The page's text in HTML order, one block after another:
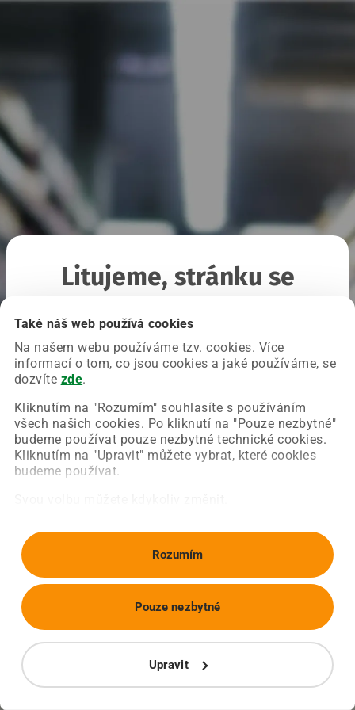
Také náš web používá cookies
Na našem webu používáme tzv. cookies. Více
informací o tom, co jsou cookies a jaké používáme, se
dozvíte zde.
Kliknutím na "Rozumím" souhlasíte s používáním
všech našich cookies. Po kliknutí na "Pouze nezbytné"
budeme používat pouze nezbytné technické cookies.
Kliknutím na "Upravit" můžete vybrat, které cookies
budeme používat.
Rozumím
Upravit
Pouze nezbytné
Litujeme, stránku se
Chyba nastala na naší straně a už ji opravujeme.
Zkuste prosím znovu načíst požadovanou stránku.
Obnovit stránku Úvodní strana